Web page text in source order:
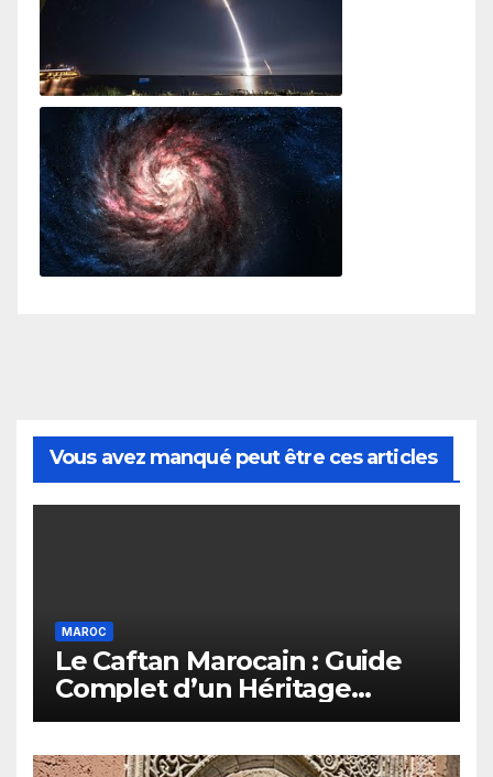
SpaceX launch to the International Space Station
Vous avez manqué peut être ces articles
MAROC
Le Caftan Marocain : Guide
Complet d’un Héritage
Vivant